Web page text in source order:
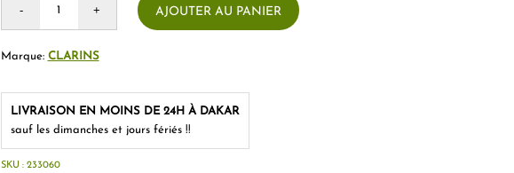
AJOUTER AU PANIER
Marque: CLARINS
LIVRAISON EN MOINS DE 24H À DAKAR
sauf les dimanches et jours fériés !!
SKU : 233060